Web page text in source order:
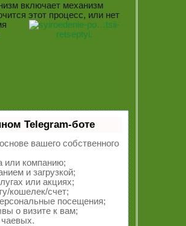
включает механизм
этот процесс, или нет
Telegram-боте
вашего собственного
или компанию;
и загрузкой;
или акциях;
кошелек/счет;
посещения;
о визите к вам;